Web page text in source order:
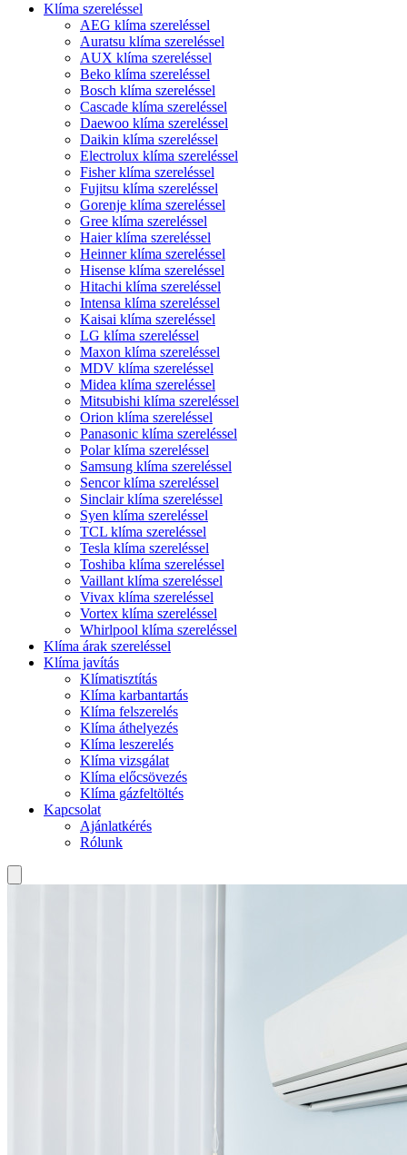
Klíma szereléssel
AEG klíma szereléssel
Auratsu klíma szereléssel
AUX klíma szereléssel
Beko klíma szereléssel
Bosch klíma szereléssel
Cascade klíma szereléssel
Daewoo klíma szereléssel
Daikin klíma szereléssel
Electrolux klíma szereléssel
Fisher klíma szereléssel
Fujitsu klíma szereléssel
Gorenje klíma szereléssel
Gree klíma szereléssel
Haier klíma szereléssel
Heinner klíma szereléssel
Hisense klíma szereléssel
Hitachi klíma szereléssel
Intensa klíma szereléssel
Kaisai klíma szereléssel
LG klíma szereléssel
Maxon klíma szereléssel
MDV klíma szereléssel
Midea klíma szereléssel
Mitsubishi klíma szereléssel
Orion klíma szereléssel
Panasonic klíma szereléssel
Polar klíma szereléssel
Samsung klíma szereléssel
Sencor klíma szereléssel
Sinclair klíma szereléssel
Syen klíma szereléssel
TCL klíma szereléssel
Tesla klíma szereléssel
Toshiba klíma szereléssel
Vaillant klíma szereléssel
Vivax klíma szereléssel
Vortex klíma szereléssel
Whirlpool klíma szereléssel
Klíma árak szereléssel
Klíma javítás
Klímatisztítás
Klíma karbantartás
Klíma felszerelés
Klíma áthelyezés
Klíma leszerelés
Klíma vizsgálat
Klíma előcsövezés
Klíma gázfeltöltés
Kapcsolat
Ajánlatkérés
Rólunk